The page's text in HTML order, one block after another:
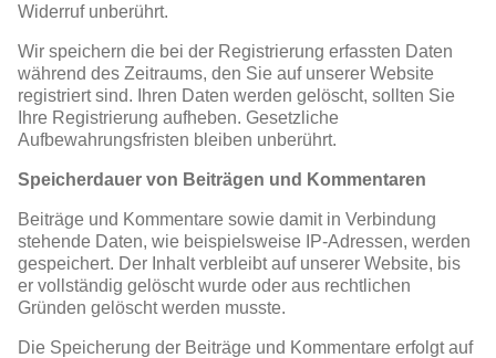
Widerruf unberührt.
Wir speichern die bei der Registrierung erfassten Daten
während des Zeitraums, den Sie auf unserer Website
registriert sind. Ihren Daten werden gelöscht, sollten Sie
Ihre Registrierung aufheben. Gesetzliche
Aufbewahrungsfristen bleiben unberührt.
Speicherdauer von Beiträgen und Kommentaren
Beiträge und Kommentare sowie damit in Verbindung
stehende Daten, wie beispielsweise IP-Adressen, werden
gespeichert. Der Inhalt verbleibt auf unserer Website, bis
er vollständig gelöscht wurde oder aus rechtlichen
Gründen gelöscht werden musste.
Die Speicherung der Beiträge und Kommentare erfolgt auf